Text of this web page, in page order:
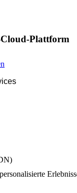
Plattform